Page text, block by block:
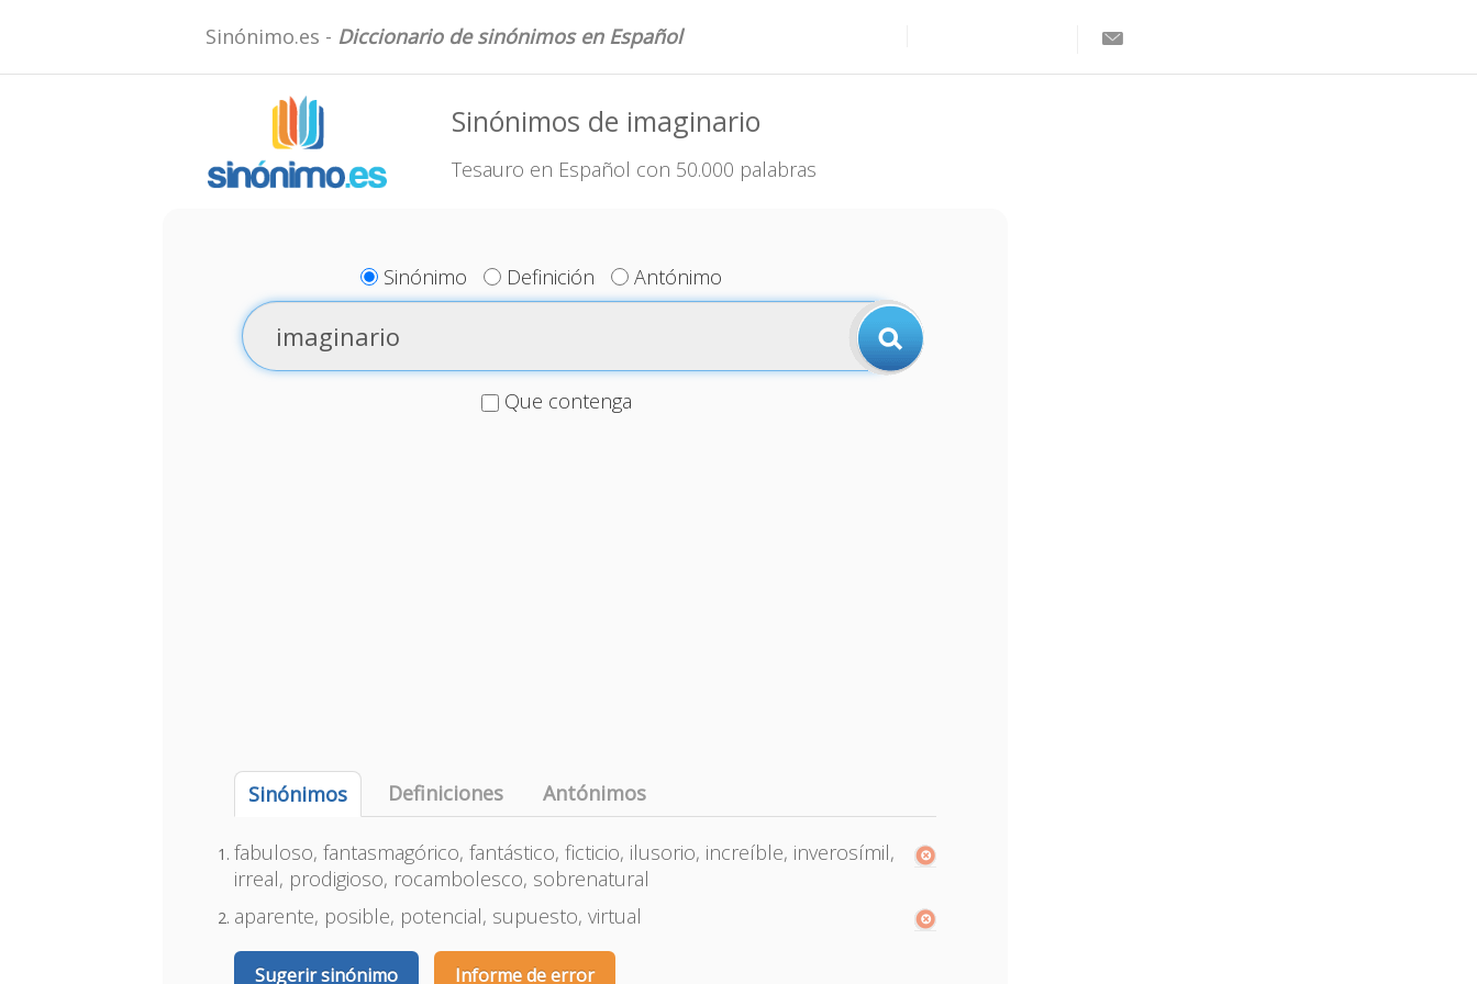
Sinónimo.es - Diccionario de sinónimos en Español
Sinónimos de imaginario
Tesauro en Español con 50.000 palabras
Sinónimo Definición Antónimo
Que contenga
Sinónimos Definiciones Antónimos
fabuloso, fantasmagórico, fantástico, ficticio, ilusorio, increíble, inverosímil,
irreal, prodigioso, rocambolesco, sobrenatural
aparente, posible, potencial, supuesto, virtual
Sugerir sinónimo Informe de error